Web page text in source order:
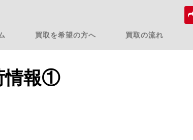
買取を希望の方へ 買取の流れ
情報①